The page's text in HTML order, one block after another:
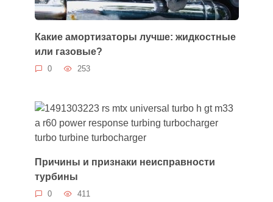
Какие амортизаторы лучше: жидкостные
или газовые?
0 253
Причины и признаки неисправности
турбины
0 411